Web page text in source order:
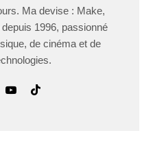
Ma devise : Make,
1996, passionné
de cinéma et de